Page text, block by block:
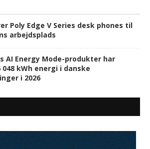
Poly Edge V Series desk phones til
arbejdsplads
AI Energy Mode-produkter har
048 kWh energi i danske
i 2026